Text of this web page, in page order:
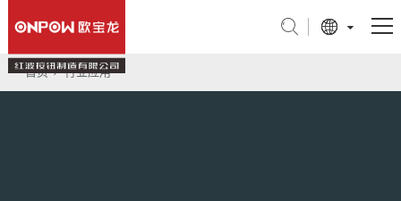
产品中心
首页 行业应用